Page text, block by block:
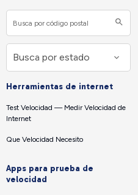
Herramientas de internet
Test Velocidad — Medir Velocidad de
Internet
Que Velocidad Necesito
Apps para prueba de
velocidad